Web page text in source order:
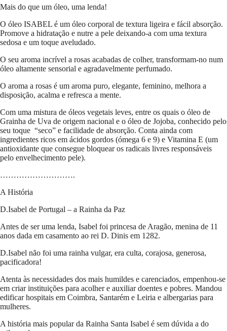
Mais do que um óleo, uma lenda!
O óleo ISABEL é um óleo corporal de textura ligeira e fácil absorção.
Promove a hidratação e nutre a pele deixando-a com uma textura
sedosa e um toque aveludado.
O seu aroma incrível a rosas acabadas de colher, transformam-no num
óleo altamente sensorial e agradavelmente perfumado.
O aroma a rosas é um aroma puro, elegante, feminino, melhora a
disposição, acalma e refresca a mente.
Com uma mistura de óleos vegetais leves, entre os quais o óleo de
Grainha de Uva de origem nacional e o óleo de Jojoba, conhecido pelo
seu toque “seco” e facilidade de absorção. Conta ainda com
ingredientes ricos em ácidos gordos (ómega 6 e 9) e Vitamina E (um
antioxidante que consegue bloquear os radicais livres responsáveis
pelo envelhecimento pele).
……………………….
A História
D.Isabel de Portugal – a Rainha da Paz
Antes de ser uma lenda, Isabel foi princesa de Aragão, menina de 11
anos dada em casamento ao rei D. Dinis em 1282.
D.Isabel não foi uma rainha vulgar, era culta, corajosa, generosa,
pacificadora!
Atenta às necessidades dos mais humildes e carenciados, empenhou-se
em criar instituições para acolher e auxiliar doentes e pobres. Mandou
edificar hospitais em Coimbra, Santarém e Leiria e albergarias para
mulheres.
A história mais popular da Rainha Santa Isabel é sem dúvida a do